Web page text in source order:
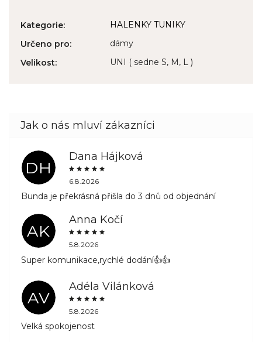
Kategorie:
HALENKY TUNIKY
Určeno pro:
dámy
Velikost: UNI ( sedne S, M, L )
DH
Dana Hájková
6.8.2026
Bunda je překrásná přišla do 3 dnů od objednání
AK
Anna Kočí
5.8.2026
Super komunikace,rychlé dodání👍👍
AV
Adéla Vilánková
5.8.2026
Velká spokojenost